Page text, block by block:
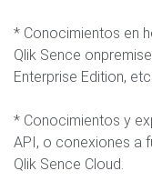
* Conocimientos en
Qlik Sence
Enterprise Edition, etc.
* Conocimientos y
API, o conexiones a
Qlik Sence Cloud.